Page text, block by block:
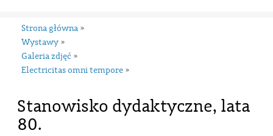
Strona główna »
Wystawy »
Galeria zdjęć »
Electricitas omni tempore »
Stanowisko dydaktyczne, lata
80.